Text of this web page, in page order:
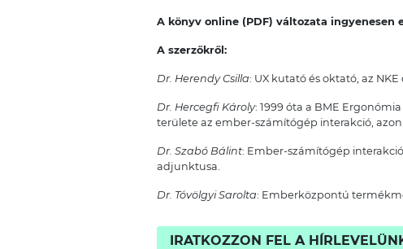
A könyv online (PDF) változata
A szerzőkről:
Dr. Herendy Csilla: UX kutató és oktató, az
Dr. Hercegfi Károly: 1999 óta a BME
területe az ember-számítógép interakció,
Dr. Szabó Bálint: Ember-számítógép
adjunktusa.
Dr. Tóvölgyi Sarolta: Emberközpontú
IRATKOZZON FEL A